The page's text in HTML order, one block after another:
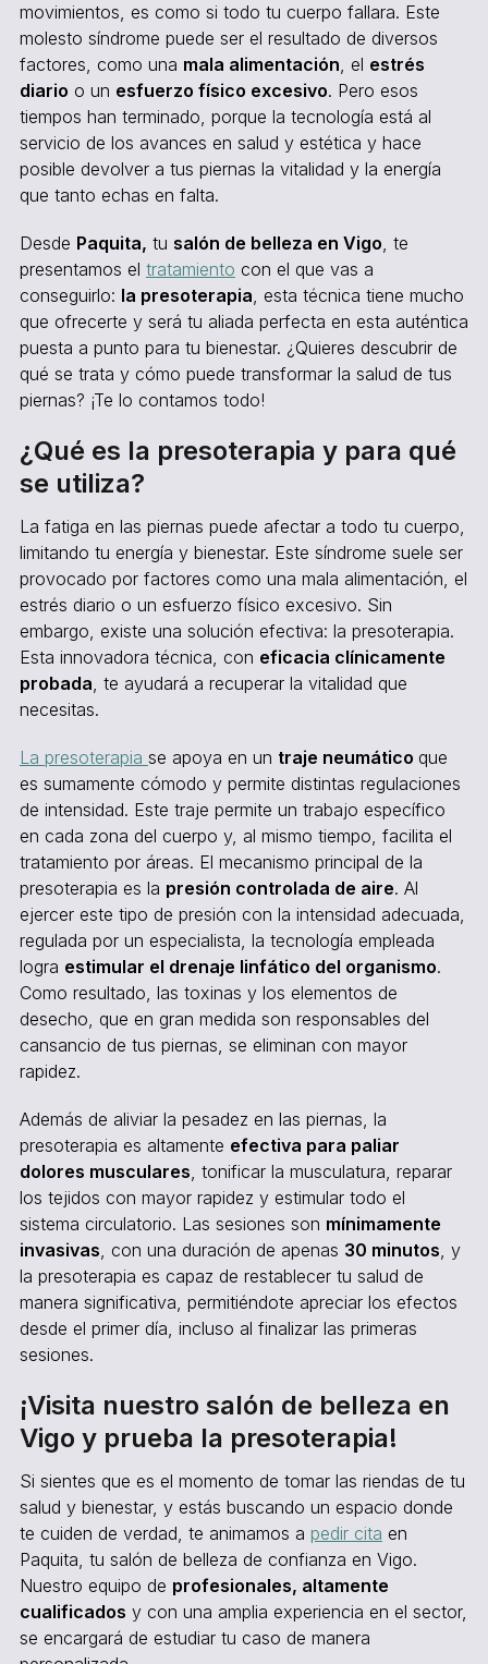
movimientos, es como si todo tu cuerpo fallara. Este
molesto síndrome puede ser el resultado de diversos
factores, como una mala alimentación, el estrés
diario o un esfuerzo físico excesivo. Pero esos
tiempos han terminado, porque la tecnología está al
servicio de los avances en salud y estética y hace
posible devolver a tus piernas la vitalidad y la energía
que tanto echas en falta.
Desde Paquita, tu salón de belleza en Vigo, te
presentamos el tratamiento con el que vas a
conseguirlo: la presoterapia, esta técnica tiene mucho
que ofrecerte y será tu aliada perfecta en esta auténtica
puesta a punto para tu bienestar. ¿Quieres descubrir de
qué se trata y cómo puede transformar la salud de tus
piernas? ¡Te lo contamos todo!
¿Qué es la presoterapia y para qué
se utiliza?
La fatiga en las piernas puede afectar a todo tu cuerpo,
limitando tu energía y bienestar. Este síndrome suele ser
provocado por factores como una mala alimentación, el
estrés diario o un esfuerzo físico excesivo. Sin
embargo, existe una solución efectiva: la presoterapia.
Esta innovadora técnica, con eficacia clínicamente
probada, te ayudará a recuperar la vitalidad que
necesitas.
La presoterapia se apoya en un traje neumático que
es sumamente cómodo y permite distintas regulaciones
de intensidad. Este traje permite un trabajo específico
en cada zona del cuerpo y, al mismo tiempo, facilita el
tratamiento por áreas. El mecanismo principal de la
presoterapia es la presión controlada de aire. Al
ejercer este tipo de presión con la intensidad adecuada,
regulada por un especialista, la tecnología empleada
logra estimular el drenaje linfático del organismo.
Como resultado, las toxinas y los elementos de
desecho, que en gran medida son responsables del
cansancio de tus piernas, se eliminan con mayor
rapidez.
Además de aliviar la pesadez en las piernas, la
presoterapia es altamente efectiva para paliar
dolores musculares, tonificar la musculatura, reparar
los tejidos con mayor rapidez y estimular todo el
sistema circulatorio. Las sesiones son mínimamente
invasivas, con una duración de apenas 30 minutos, y
la presoterapia es capaz de restablecer tu salud de
manera significativa, permitiéndote apreciar los efectos
desde el primer día, incluso al finalizar las primeras
sesiones.
¡Visita nuestro salón de belleza en
Vigo y prueba la presoterapia!
Si sientes que es el momento de tomar las riendas de tu
salud y bienestar, y estás buscando un espacio donde
te cuiden de verdad, te animamos a pedir cita en
Paquita, tu salón de belleza de confianza en Vigo.
Nuestro equipo de profesionales, altamente
cualificados y con una amplia experiencia en el sector,
se encargará de estudiar tu caso de manera